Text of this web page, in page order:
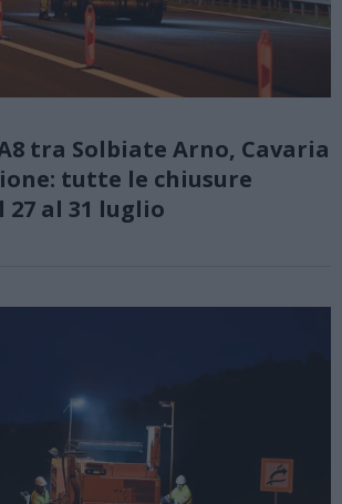
tra Solbiate Arno, Cavaria
tutte le chiusure
al 31 luglio